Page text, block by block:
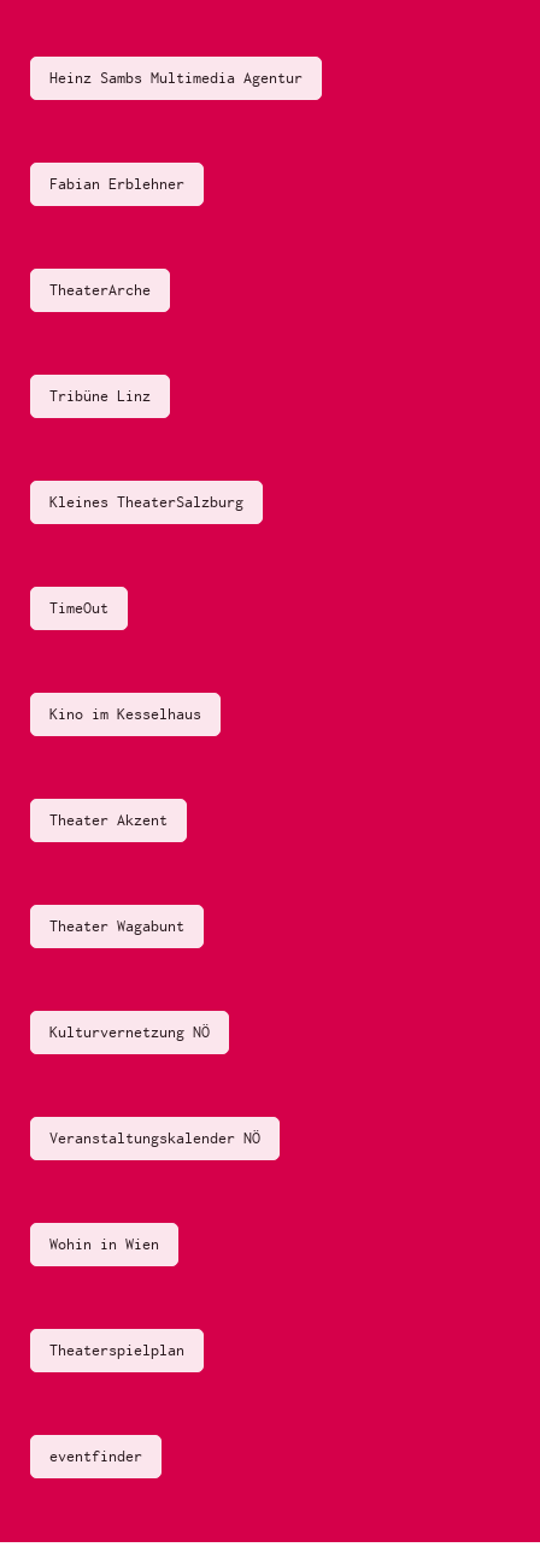
Heinz Sambs Multimedia Agentur
Fabian Erblehner
TheaterArche
Tribüne Linz
Kleines TheaterSalzburg
TimeOut
Kino im Kesselhaus
Theater Akzent
Theater Wagabunt
Kulturvernetzung NÖ
Veranstaltungskalender NÖ
Wohin in Wien
Theaterspielplan
eventfinder